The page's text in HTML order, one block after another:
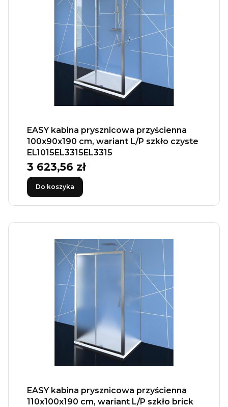
EASY kabina prysznicowa przyścienna
100x90x190 cm, wariant L/P szkło czyste
EL1015EL3315EL3315
Cena
3 623,56 zł
Do koszyka
EASY kabina prysznicowa przyścienna
110x100x190 cm, wariant L/P szkło brick